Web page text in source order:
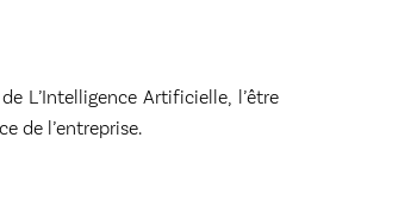
L’Intelligence Artificielle, l’être
de l’entreprise.